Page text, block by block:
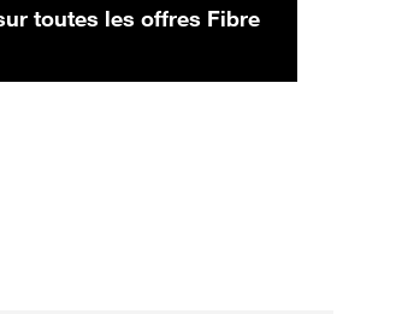
toutes les offres Fibre